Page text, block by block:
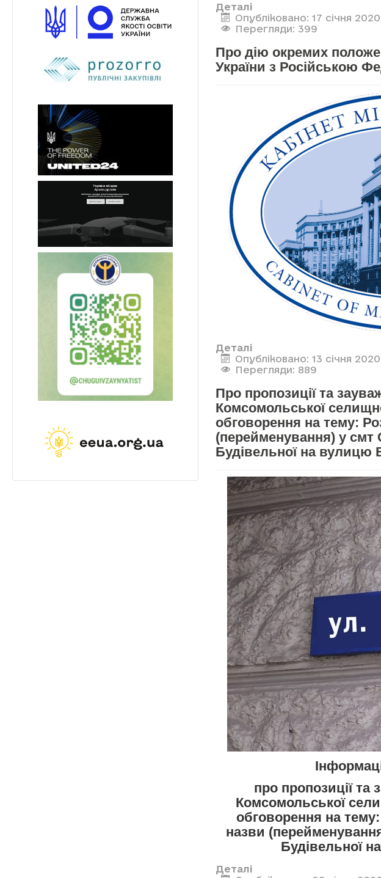
Деталі
Опубліковано: 17 січня 2020
Перегляди: 399
Про дію окремих
України з Російською
Деталі
Опубліковано: 13 січня 2020
Перегляди: 889
Про пропозиції та
Комсомольської
обговорення на тему:
(перейменування) у
Будівельної на вулицю
про пропозиції
Комсомольської
обговорення на
назви
Будівельної
Деталі